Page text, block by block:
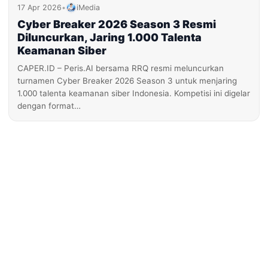
17 Apr 2026• iMedia
Cyber Breaker 2026 Season 3 Resmi
Diluncurkan, Jaring 1.000 Talenta
Keamanan Siber
CAPER.ID – Peris.AI bersama RRQ resmi meluncurkan
turnamen Cyber Breaker 2026 Season 3 untuk menjaring
1.000 talenta keamanan siber Indonesia. Kompetisi ini digelar
dengan format…